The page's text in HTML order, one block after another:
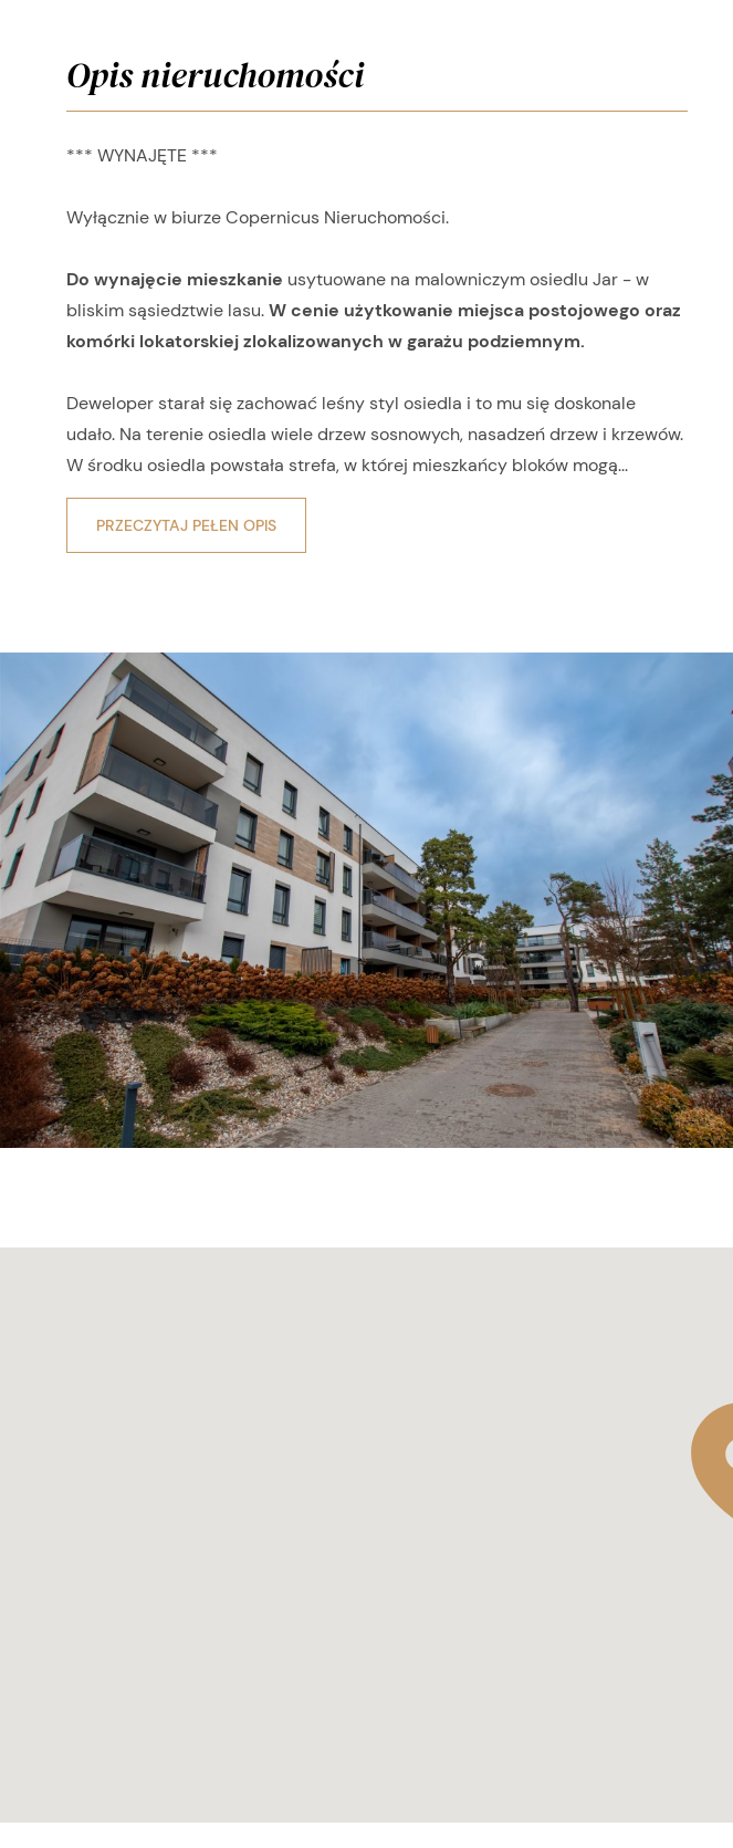
Opis nieruchomości
*** WYNAJĘTE ***
Wyłącznie w biurze Copernicus Nieruchomości.
Do wynajęcie mieszkanie usytuowane na malowniczym osiedlu Jar - w
bliskim sąsiedztwie lasu.W cenie użytkowanie miejsca postojowego oraz
komórki lokatorskiej zlokalizowanych w garażu podziemnym.
Deweloper starał się zachować leśny styl osiedla i to mu się doskonale
udało. Na terenie osiedla wiele drzew sosnowych, nasadzeń drzew i krzewów.
W środku osiedla powstała strefa, w której mieszkańcy bloków mogą...
PRZECZYTAJ PEŁEN OPIS